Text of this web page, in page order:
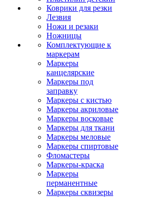
Коврики для резки
Лезвия
Ножи и резаки
Ножницы
Комплектующие к
маркерам
Маркеры
канцелярские
Маркеры под
заправку
Маркеры с кистью
Маркеры акриловые
Маркеры восковые
Маркеры для ткани
Маркеры меловые
Маркеры спиртовые
Фломастеры
Маркеры-краска
Маркеры
перманентные
Маркеры сквизеры